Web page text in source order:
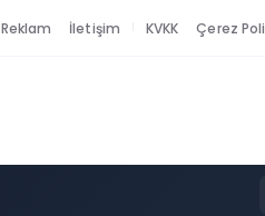
Reklam İletişim KVKK Çerez